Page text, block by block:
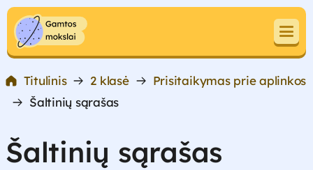
Pereiti prie turinio
Pereiti prie turinio
Titulinis 2 klasė
Prisitaikymas prie aplinkos
Šaltinių sąrašas
Šaltinių sąrašas